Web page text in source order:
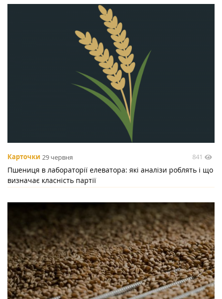
Карточки 29 червня 841
Пшениця в лабораторії елеватора: які аналізи роблять і що
визначає класність партії